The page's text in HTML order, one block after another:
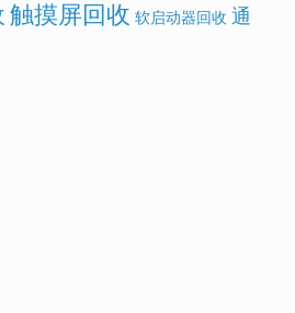
触摸屏回收 软启动器回收 通